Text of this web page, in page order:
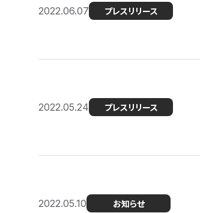
2022.06.07 プレスリリース
2022.05.24 プレスリリース
2022.05.10 お知らせ